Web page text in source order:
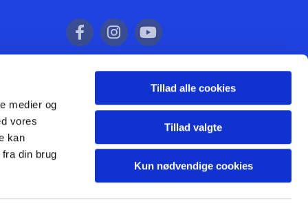
medier og
vores
kan
din brug
Tillad alle cookies
Tillad valgte
Kun nødvendige cookies